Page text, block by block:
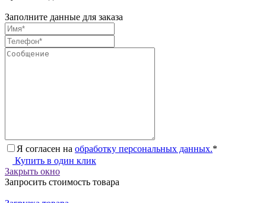
Заполните данные для заказа
Я согласен на обработку персональных данных.*
Купить в один клик
Закрыть окно
Запросить стоимость товара